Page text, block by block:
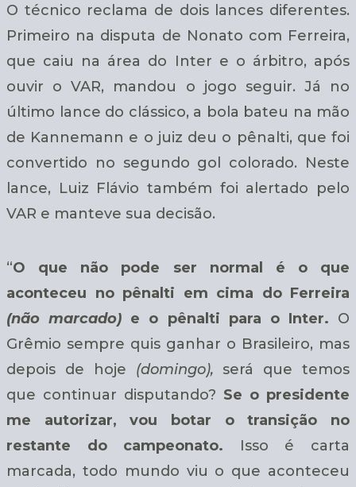
O técnico reclama de dois lances diferentes.
Primeiro na disputa de Nonato com Ferreira,
que caiu na área do Inter e o árbitro, após
ouvir o VAR, mandou o jogo seguir. Já no
último lance do clássico, a bola bateu na mão
de Kannemann e o juiz deu o pênalti, que foi
convertido no segundo gol colorado. Neste
lance, Luiz Flávio também foi alertado pelo
VAR e manteve sua decisão.
“O que não pode ser normal é o que
aconteceu no pênalti em cima do Ferreira
(não marcado) e o pênalti para o Inter. O
Grêmio sempre quis ganhar o Brasileiro, mas
depois de hoje (domingo), será que temos
que continuar disputando? Se o presidente
me autorizar, vou botar o transição no
restante do campeonato. Isso é carta
marcada, todo mundo viu o que aconteceu